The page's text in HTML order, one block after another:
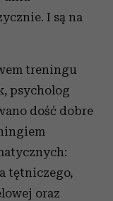
I są na
treningu
psycholog
dość dobre
tętniczego,
oraz